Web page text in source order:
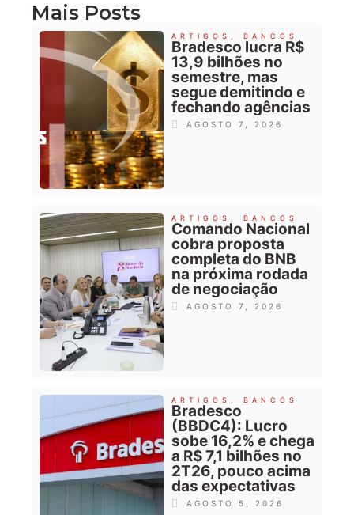
Mais Posts
ARTIGOS BANCOS
Bradesco lucra R$
13,9 bilhões no
semestre, mas
segue demitindo e
fechando agências
AGOSTO 7, 2026
ARTIGOS BANCOS
Comando Nacional
cobra proposta
completa do BNB
na próxima rodada
de negociação
AGOSTO 7, 2026
ARTIGOS BANCOS
Bradesco
(BBDC4): Lucro
sobe 16,2% e chega
a R$ 7,1 bilhões no
2T26, pouco acima
das expectativas
AGOSTO 5, 2026